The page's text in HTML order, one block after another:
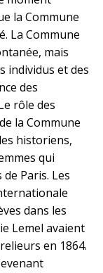
la Commune
La Commune
mais
individus et des
des
rôle des
la Commune
historiens,
qui
Paris. Les
dans les
Lemel avaient
en 1864.